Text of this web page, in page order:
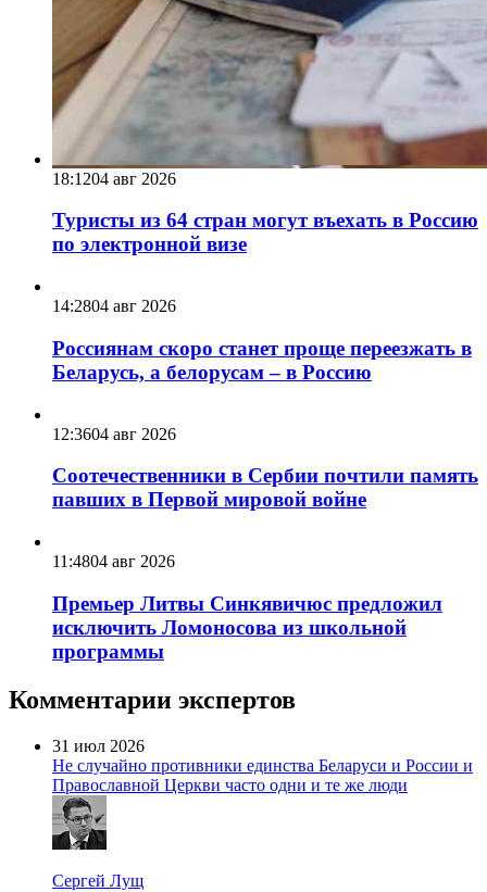
18:1204 авг 2026
Туристы из 64 стран могут въехать в Россию
по электронной визе
14:2804 авг 2026
Россиянам скоро станет проще переезжать в
Беларусь, а белорусам – в Россию
12:3604 авг 2026
Соотечественники в Сербии почтили память
павших в Первой мировой войне
11:4804 авг 2026
Премьер Литвы Синкявичюс предложил
исключить Ломоносова из школьной
программы
Комментарии экспертов
31 июл 2026
Не случайно противники единства Беларуси и России и
Православной Церкви часто одни и те же люди
Сергей Лущ